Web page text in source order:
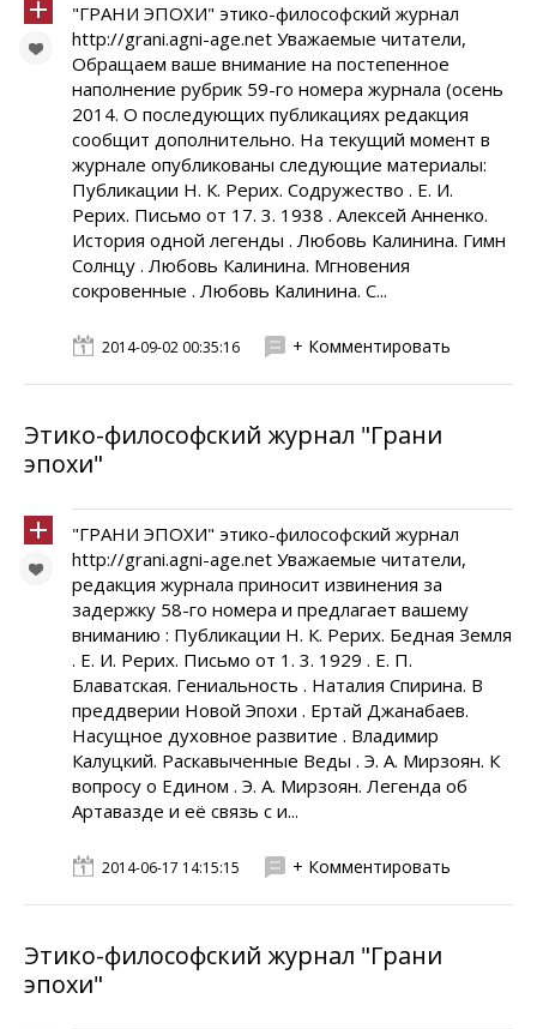
"ГРАНИ ЭПОХИ" этико-философский журнал
http://grani.agni-age.net Уважаемые читатели,
Обращаем ваше внимание на постепенное
наполнение рубрик 59-го номера журнала (осень
2014. О последующих публикациях редакция
сообщит дополнительно. На текущий момент в
журнале опубликованы следующие материалы:
Публикации Н. К. Рерих. Содружество . Е. И.
Рерих. Письмо от 17. 3. 1938 . Алексей Анненко.
История одной легенды . Любовь Калинина. Гимн
Солнцу . Любовь Калинина. Мгновения
сокровенные . Любовь Калинина. С...
2014-09-02 00:35:16 + Комментировать
Этико-философский журнал "Грани
эпохи"
"ГРАНИ ЭПОХИ" этико-философский журнал
http://grani.agni-age.net Уважаемые читатели,
редакция журнала приносит извинения за
задержку 58-го номера и предлагает вашему
вниманию : Публикации Н. К. Рерих. Бедная Земля
. Е. И. Рерих. Письмо от 1. 3. 1929 . Е. П.
Блаватская. Гениальность . Наталия Спирина. В
преддверии Новой Эпохи . Ертай Джанабаев.
Насущное духовное развитие . Владимир
Калуцкий. Раскавыченные Веды . Э. А. Мирзоян. К
вопросу о Едином . Э. А. Мирзоян. Легенда об
Артавазде и её связь с и...
2014-06-17 14:15:15 + Комментировать
Этико-философский журнал "Грани
эпохи"